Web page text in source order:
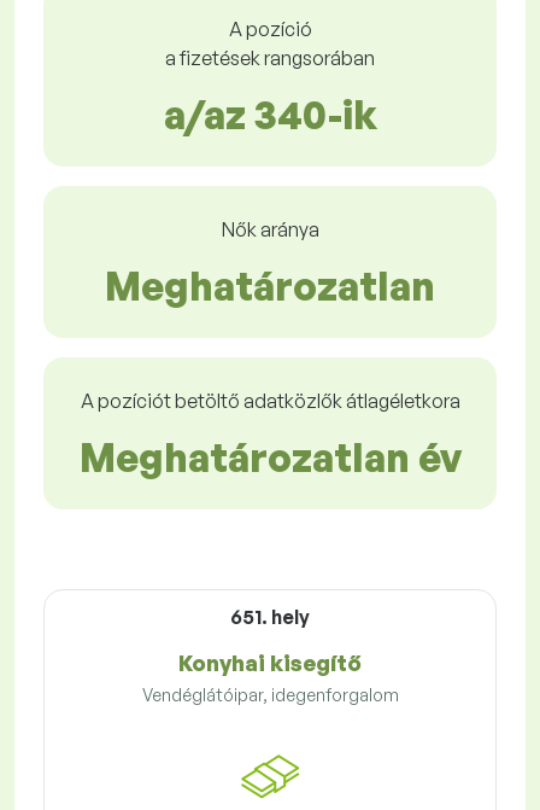
A pozíció
a fizetések rangsorában
a/az 340-ik
Nők aránya
Meghatározatlan
A pozíciót betöltő adatközlők átlagéletkora
Meghatározatlan év
651. hely
Konyhai kisegítő
Vendéglátóipar, idegenforgalom